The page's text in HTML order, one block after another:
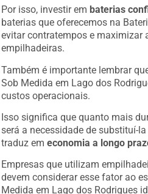
Por isso, investir em baterias
baterias que oferecemos na
evitar contratempos e maximizar
empilhadeiras.
Também é importante lembrar
Sob Medida em Lago dos
custos operacionais.
Isso significa que quanto mais
será a necessidade de substituí-
traduz emeconomia a longo
Empresas que utilizam
devem considerar esse fator ao
Medida em Lago dos Rodrigues